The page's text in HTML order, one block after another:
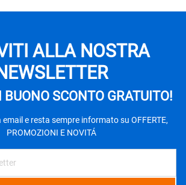
ALLA NOSTRA
BUONO SCONTO GRATUITO!
e resta sempre informato su OFFERTE,
PROMOZIONI E NOVITÁ